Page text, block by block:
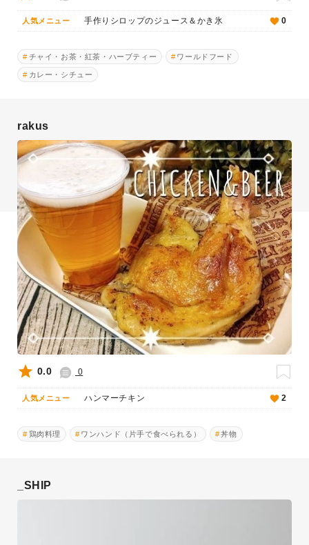
人気メニュー 手作りシロップのジュース＆かき氷 0
チャイ・お茶・紅茶・ハーブティー ワールドフード
カレー・シチュー
rakus
0.0 0
人気メニュー ハンマーチキン 2
鶏肉料理 ワンハンド（片手で食べられる） 丼物
_SHIP